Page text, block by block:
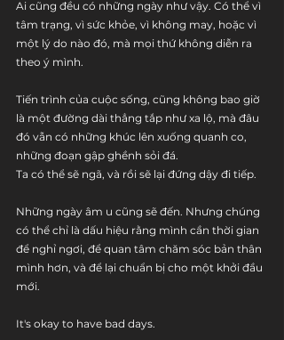
Ai cũng đều có những ngày như vậy. Có thể vì
tâm trạng, vì sức khỏe, vì không may, hoặc vì
một lý do nào đó, mà mọi thứ không diễn ra
theo ý mình.
Tiến trình của cuộc sống, cũng không bao giờ
là một đường dài thẳng tắp như xa lộ, mà đâu
đó vẫn có những khúc lên xuống quanh co,
những đoạn gập ghềnh sỏi đá.
Ta có thể sẽ ngã, và rồi sẽ lại đứng dậy đi tiếp.
Những ngày âm u cũng sẽ đến. Nhưng chúng
có thể chỉ là dấu hiệu rằng mình cần thời gian
để nghỉ ngơi, để quan tâm chăm sóc bản thân
mình hơn, và để lại chuẩn bị cho một khởi đầu
mới.
It's okay to have bad days.